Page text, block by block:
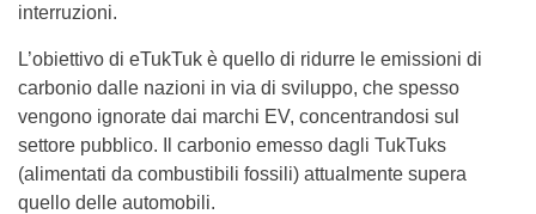
interruzioni.
L’obiettivo di eTukTuk è quello di ridurre le emissioni di
carbonio dalle nazioni in via di sviluppo, che spesso
vengono ignorate dai marchi EV, concentrandosi sul
settore pubblico. Il carbonio emesso dagli TukTuks
(alimentati da combustibili fossili) attualmente supera
quello delle automobili.